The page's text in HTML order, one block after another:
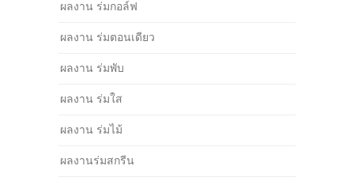
ผลงาน ร่มกอล์ฟ
ผลงาน ร่มตอนเดียว
ผลงาน ร่มพับ
ผลงาน ร่มใส
ผลงาน ร่มไม้
ผลงานร่มสกรีน